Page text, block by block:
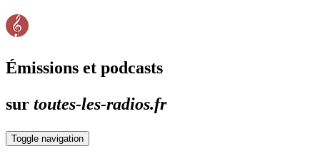
Émissions et podcasts
sur toutes-les-radios.fr
Toggle navigation